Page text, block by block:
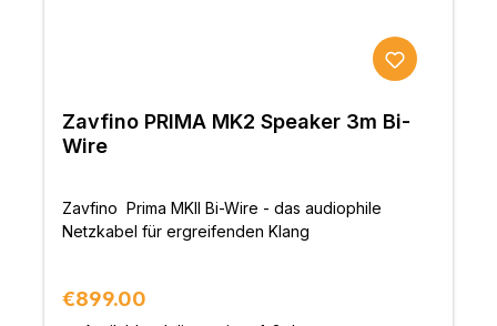
Zavfino PRIMA MK2 Speaker 3m Bi-
Wire
Zavfino Prima MKII Bi-Wire - das audiophile
Netzkabel für ergreifenden Klang
Regular price:
€899.00